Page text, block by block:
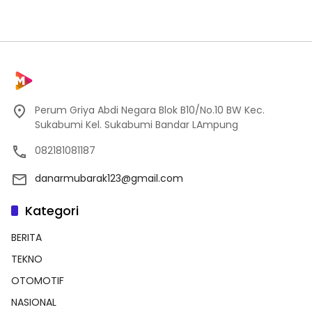
Perum Griya Abdi Negara Blok B10/No.10 BW Kec.
Sukabumi Kel. Sukabumi Bandar LAmpung
082181081187
danarmubarak123@gmail.com
Kategori
BERITA
TEKNO
OTOMOTIF
NASIONAL